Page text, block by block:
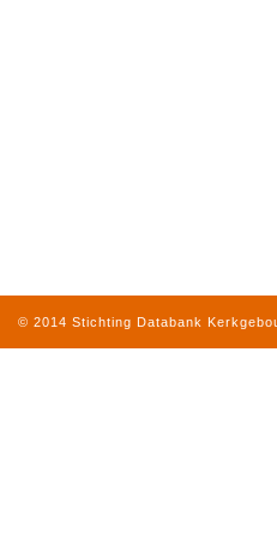
© 2014 Stichting Databank